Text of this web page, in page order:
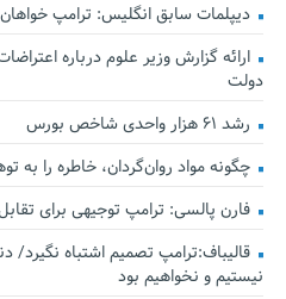
دیپلمات سابق انگلیس:‌ ترامپ
ارائه گزارش وزیر علوم درباره
دولت
رشد ۶۱ هزار واحدی شاخص بورس
چگونه مواد روان‌گردان، خاطره را به
فارن پالسی: ترامپ توجیهی برای
قالیباف:ترامپ تصمیم اشتباه نگیرد/
نیستیم و نخواهیم بود